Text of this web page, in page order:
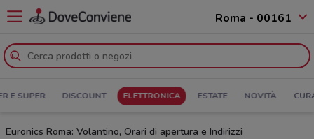
Roma - 00161
E SUPER DISCOUNT ELETTRONICA ESTATE NOVITÀ
Euronics Roma: Volantino, Orari di apertura e Indirizzi